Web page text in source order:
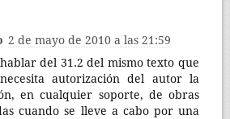
2 de mayo de 2010 a las 21:59
del 31.2 del mismo texto que
autorización del autor la
en cualquier soporte, de obras
cuando se lleve a cabo por una